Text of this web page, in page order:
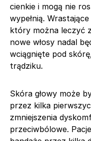
cienkie i mogą nie
wypełnią.
który można leczyć
nowe włosy nadal
wciągnięte pod
trądziku.
Skóra głowy może
przez kilka
zmniejszenia
przeciwbólowe.